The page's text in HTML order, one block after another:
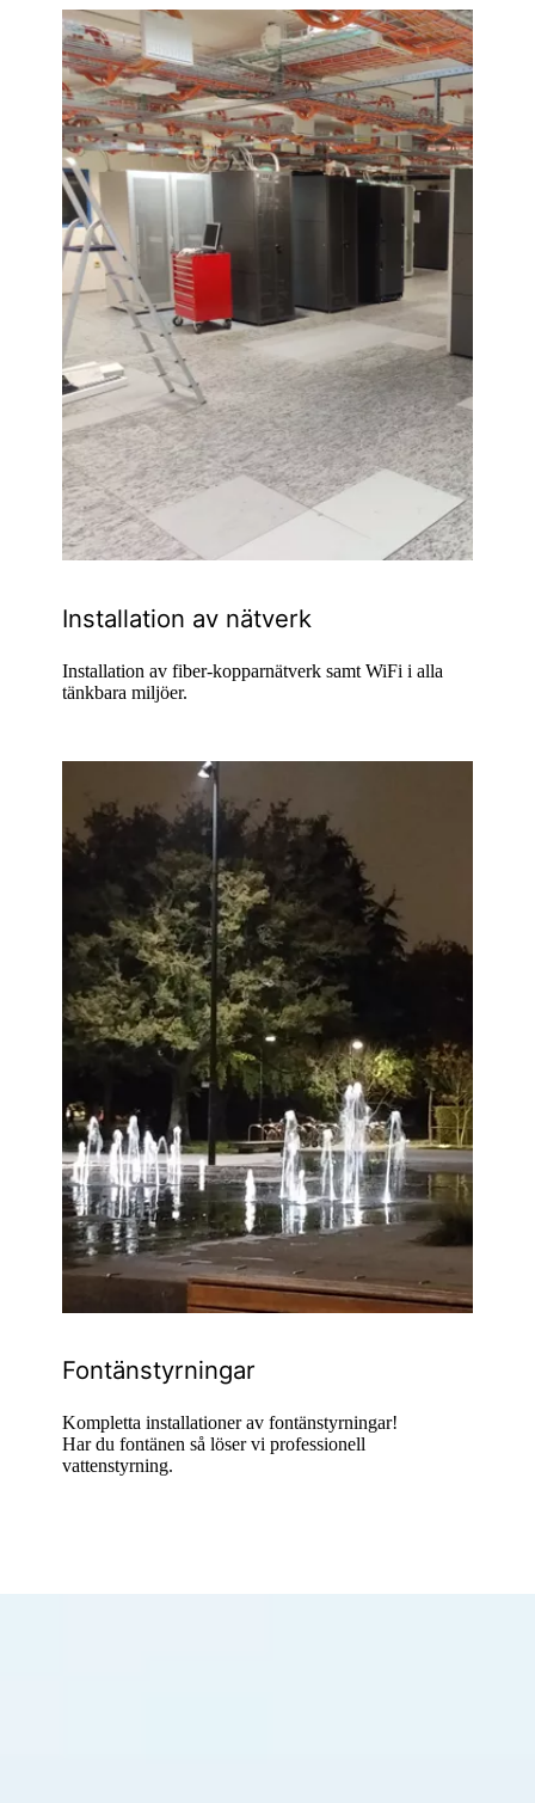
Installation av nätverk
Installation av fiber-kopparnätverk samt WiFi i alla
tänkbara miljöer.
Fontänstyrningar
Kompletta installationer av fontänstyrningar!
Har du fontänen så löser vi professionell
vattenstyrning.